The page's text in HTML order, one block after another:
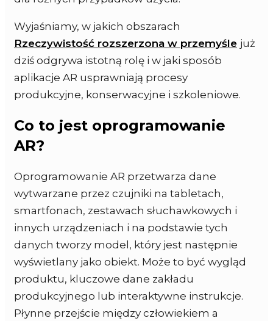
Wyjaśniamy, w jakich obszarach
Rzeczywistość rozszerzona w przemyśle już
dziś odgrywa istotną rolę i w jaki sposób
aplikacje AR usprawniają procesy
produkcyjne, konserwacyjne i szkoleniowe.
Co to jest oprogramowanie
AR?
Oprogramowanie AR przetwarza dane
wytwarzane przez czujniki na tabletach,
smartfonach, zestawach słuchawkowych i
innych urządzeniach i na podstawie tych
danych tworzy model, który jest następnie
wyświetlany jako obiekt. Może to być wygląd
produktu, kluczowe dane zakładu
produkcyjnego lub interaktywne instrukcje.
Płynne przejście między człowiekiem a